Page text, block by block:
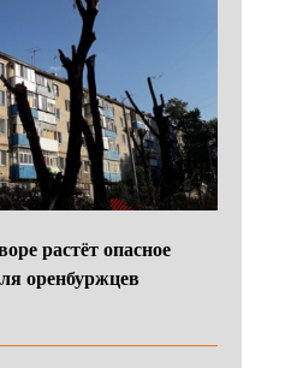
растёт опасное
оренбуржцев